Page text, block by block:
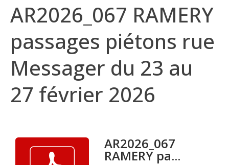
AR2026_067 RAMERY
passages piétons rue
Messager du 23 au
27 février 2026
AR2026_067
RAMERY pa...